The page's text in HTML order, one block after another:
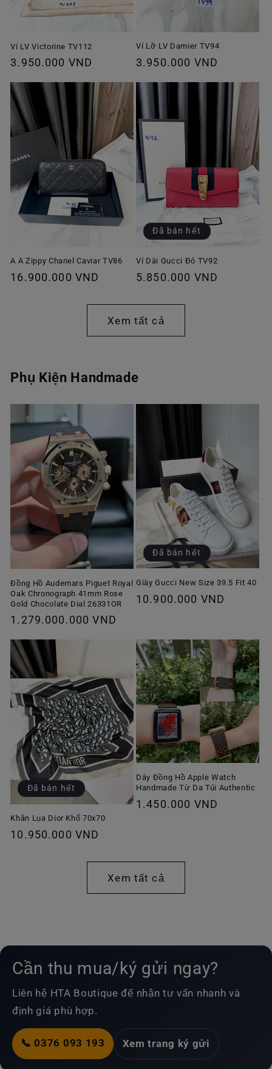
Ví LV Victorine TV112
Giá
thường
3.950.000 VND
Ví Lỡ LV Damier TV94
Giá
thường
3.950.000 VND
A A Zippy Chanel Caviar TV86
Giá
16.900.000 VND
Đã bán hết
Ví Dài Gucci Đỏ TV92
Giá
thường
5.850.000 VND
Xem tất cả
Phụ Kiện Handmade
Đồng Hồ Audemars Piguet Royal
Oak Chronograph 41mm Rose
Gold Chocolate Dial 26331OR
Giá
thường
1.279.000.000 VND
Đã bán hết
Giày Gucci New Size 39.5 Fit 40
Giá
10.900.000 VND
Đã bán hết
Khăn Lụa Dior Khổ 70x70
Giá
10.950.000 VND
Dây Đồng Hồ Apple Watch
Handmade Từ Da Túi Authentic
Giá
1.450.000 VND
Xem tất cả
Cần thu mua/ký gửi ngay?
Liên hệ HTA Boutique để nhận tư vấn nhanh và
định giá phù hợp.
📞 0376 093 193 Xem trang ký gửi